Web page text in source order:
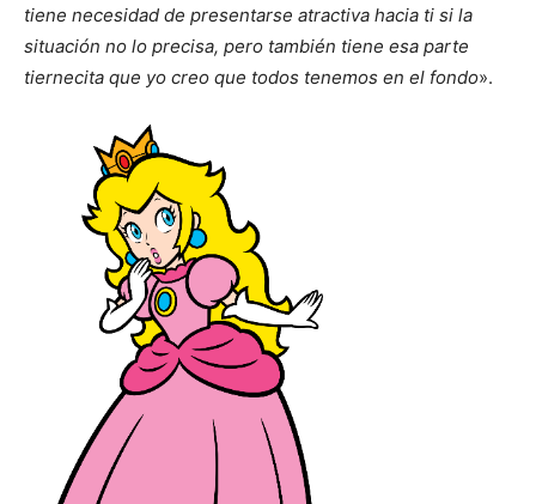
tiene necesidad de presentarse atractiva hacia ti si la
situación no lo precisa, pero también tiene esa parte
tiernecita que yo creo que todos tenemos en el fondo».